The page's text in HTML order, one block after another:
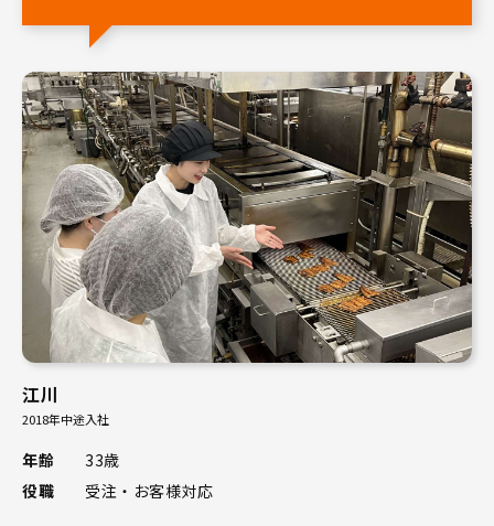
江川
2018年中途入社
年齢
33歳
役職
受注・お客様対応